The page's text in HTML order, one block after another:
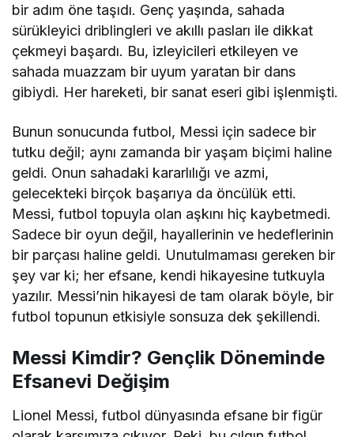
bir adım öne taşıdı. Genç yaşında, sahada
sürükleyici driblingleri ve akıllı pasları ile dikkat
çekmeyi başardı. Bu, izleyicileri etkileyen ve
sahada muazzam bir uyum yaratan bir dans
gibiydi. Her hareketi, bir sanat eseri gibi işlenmişti.
Bunun sonucunda futbol, Messi için sadece bir
tutku değil; aynı zamanda bir yaşam biçimi haline
geldi. Onun sahadaki kararlılığı ve azmi,
gelecekteki birçok başarıya da öncülük etti.
Messi, futbol topuyla olan aşkını hiç kaybetmedi.
Sadece bir oyun değil, hayallerinin ve hedeflerinin
bir parçası haline geldi. Unutulmaması gereken bir
şey var ki; her efsane, kendi hikayesine tutkuyla
yazılır. Messi’nin hikayesi de tam olarak böyle, bir
futbol topunun etkisiyle sonsuza dek şekillendi.
Messi Kimdir? Gençlik Döneminde
Efsanevi Değişim
Lionel Messi, futbol dünyasında efsane bir figür